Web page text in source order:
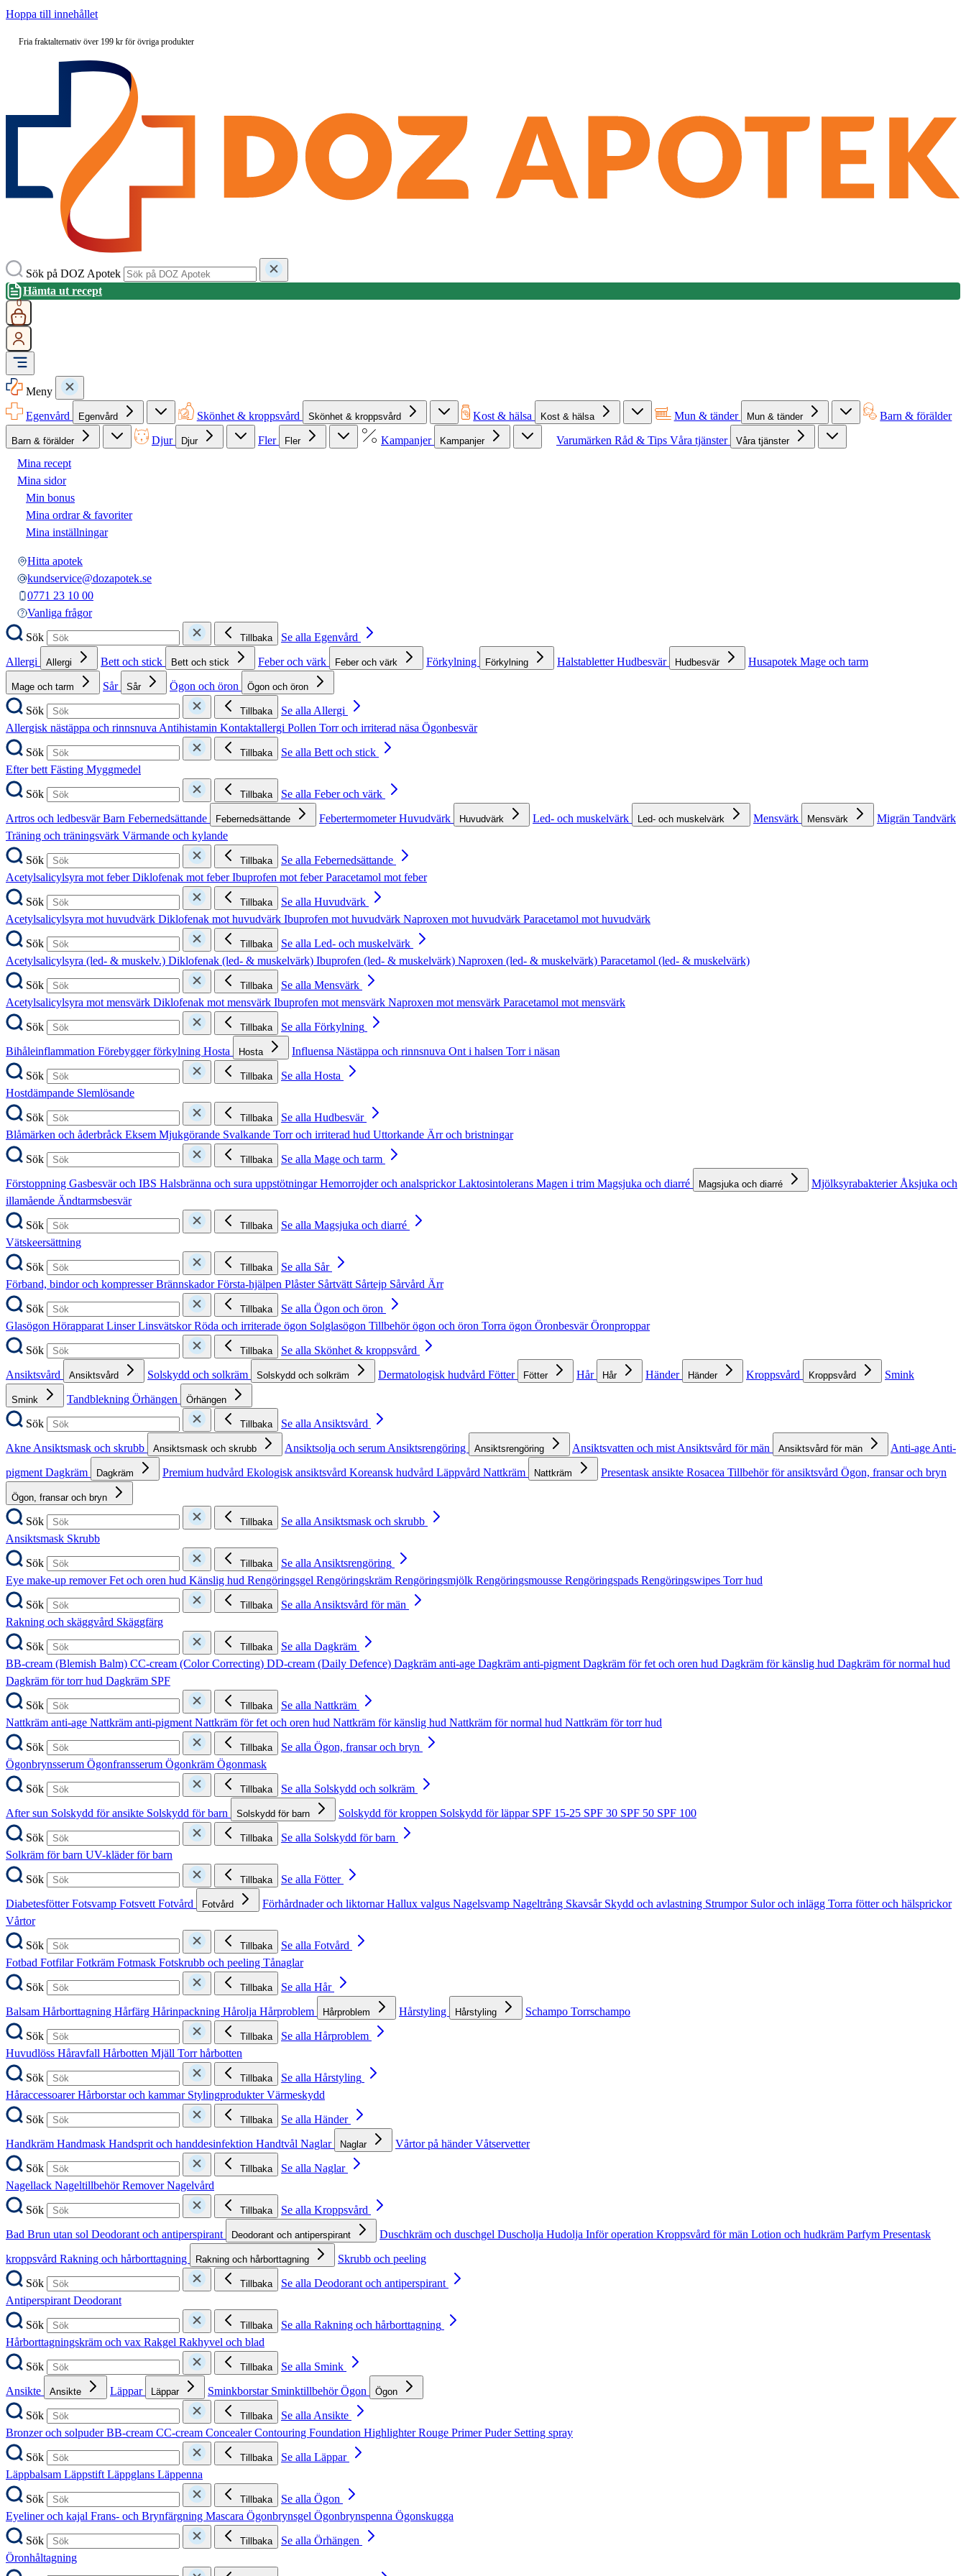
Hoppa till innehållet
Fria fraktalternativ över 199 kr för övriga produkter
Sök på DOZ Apotek
Hämta ut recept
0
Meny
Egenvård
Egenvård Skönhet & kroppsvård Skönhet & kroppsvård Kost & hälsa Kost & hälsa Mun & tänder Mun & tänder Barn & förälder
Barn & förälder Djur Djur Fler Fler Kampanjer Kampanjer Varumärken Råd & Tips Våra tjänster Våra tjänster
Mina recept
Mina sidor
Min bonus
Mina ordrar & favoriter
Mina inställningar
Hitta apotek
kundservice@dozapotek.se
0771 23 10 00
Vanliga frågor
Sök
Tillbaka
Se alla Egenvård
Allergi
Allergi Bett och stick Bett och stick Feber och värk Feber och värk Förkylning Förkylning HalstabletterHudbesvär Hudbesvär Husapotek Mage och tarm
Mage och tarm Sår Sår Ögon och öron Ögon och öron
Sök Tillbaka
Se alla Allergi
Allergisk nästäppa och rinnsnuva Antihistamin Kontaktallergi Pollen Torr och irriterad näsa Ögonbesvär
Sök
Tillbaka
Se alla Bett och stick
Efter bett Fästing Myggmedel
Sök
Tillbaka
Se alla Feber och värk
Artros och ledbesvärBarn Febernedsättande Febernedsättande FebertermometerHuvudvärk Huvudvärk Led- och muskelvärk Led- och muskelvärk Mensvärk Mensvärk Migrän Tandvärk
Träning och träningsvärk Värmande och kylande
Sök
Tillbaka
Se alla Febernedsättande
Acetylsalicylsyra mot feberDiklofenak mot feberIbuprofen mot feberParacetamol mot feber
Sök
Tillbaka
Se alla Huvudvärk
Acetylsalicylsyra mot huvudvärk Diklofenak mot huvudvärk Ibuprofen mot huvudvärk Naproxen mot huvudvärk Paracetamol mot huvudvärk
Sök
Tillbaka
Se alla Led- och muskelvärk
Acetylsalicylsyra (led- & muskelv.) Diklofenak (led- & muskelvärk) Ibuprofen (led- & muskelvärk) Naproxen (led- & muskelvärk) Paracetamol (led- & muskelvärk)
Sök
Tillbaka
Se alla Mensvärk
Acetylsalicylsyra mot mensvärk Diklofenak mot mensvärk Ibuprofen mot mensvärk Naproxen mot mensvärk Paracetamol mot mensvärk
Sök
Tillbaka
Se alla Förkylning
Bihåleinflammation Förebygger förkylning Hosta Hosta Influensa Nästäppa och rinnsnuva Ont i halsen Torr i näsan
Sök
Tillbaka
Se alla Hosta
Hostdämpande Slemlösande
Sök
Tillbaka
Se alla Hudbesvär
Blåmärken och åderbråck Eksem Mjukgörande Svalkande Torr och irriterad hud Uttorkande Ärr och bristningar
Sök
Tillbaka
Se alla Mage och tarm
Förstoppning Gasbesvär och IBS Halsbränna och sura uppstötningarHemorrojder och analsprickorLaktosintolerans Magen i trim Magsjuka och diarré Magsjuka och diarré Mjölksyrabakterier Åksjuka och
illamående Ändtarmsbesvär
Sök
Tillbaka
Se alla Magsjuka och diarré
Vätskeersättning
Sök
Tillbaka
Se alla Sår
Förband, bindor och kompresserBrännskadorFörsta-hjälpen Plåster Sårtvätt Sårtejp Sårvård Ärr
Sök
Tillbaka
Se alla Ögon och öron
Glasögon Hörapparat LinserLinsvätskorRöda och irriterade ögon Solglasögon Tillbehör ögon och öron Torra ögon ÖronbesvärÖronproppar
Sök
Tillbaka
Se alla Skönhet & kroppsvård
Ansiktsvård
Ansiktsvård Solskydd och solkräm Solskydd och solkräm Dermatologisk hudvård Fötter Fötter Hår Hår Händer Händer Kroppsvård Kroppsvård Smink
Smink Tandblekning Örhängen Örhängen
Sök Tillbaka
Se alla Ansiktsvård
Akne Ansiktsmask och skrubb Ansiktsmask och skrubb Ansiktsolja och serum Ansiktsrengöring Ansiktsrengöring Ansiktsvatten och mist Ansiktsvård för män Ansiktsvård för män Anti-age Anti-
pigment Dagkräm Dagkräm Premium hudvård Ekologisk ansiktsvård Koreansk hudvård Läppvård Nattkräm Nattkräm Presentask ansikte Rosacea Tillbehör för ansiktsvård Ögon, fransar och bryn
Ögon, fransar och bryn
Sök Tillbaka
Se alla Ansiktsmask och skrubb
Ansiktsmask Skrubb
Sök
Tillbaka
Se alla Ansiktsrengöring
Eye make-up removerFet och oren hud Känslig hud Rengöringsgel Rengöringskräm Rengöringsmjölk Rengöringsmousse Rengöringspads Rengöringswipes Torr hud
Sök
Tillbaka
Se alla Ansiktsvård för män
Rakning och skäggvård Skäggfärg
Sök
Tillbaka
Se alla Dagkräm
BB-cream (Blemish Balm) CC-cream (Color Correcting) DD-cream (Daily Defence) Dagkräm anti-age Dagkräm anti-pigment Dagkräm för fet och oren hud Dagkräm för känslig hud Dagkräm för normal hud
Dagkräm för torr hud Dagkräm SPF
Sök
Tillbaka
Se alla Nattkräm
Nattkräm anti-age Nattkräm anti-pigment Nattkräm för fet och oren hud Nattkräm för känslig hud Nattkräm för normal hud Nattkräm för torr hud
Sök
Tillbaka
Se alla Ögon, fransar och bryn
Ögonbrynsserum Ögonfransserum Ögonkräm Ögonmask
Sök
Tillbaka
Se alla Solskydd och solkräm
After sun Solskydd för ansikte Solskydd för barn Solskydd för barn Solskydd för kroppen Solskydd för läppar SPF 15-25 SPF 30 SPF 50 SPF 100
Sök
Tillbaka
Se alla Solskydd för barn
Solkräm för barn UV-kläder för barn
Sök
Tillbaka
Se alla Fötter
DiabetesfötterFotsvamp Fotsvett Fotvård Fotvård Förhårdnader och liktornarHallux valgus Nagelsvamp Nageltrång Skavsår Skydd och avlastning Strumpor Sulor och inlägg Torra fötter och hälsprickor
Vårtor
Sök
Tillbaka
Se alla Fotvård
Fotbad FotfilarFotkräm Fotmask Fotskrubb och peeling Tånaglar
Sök
Tillbaka
Se alla Hår
Balsam Hårborttagning Hårfärg Hårinpackning Hårolja Hårproblem Hårproblem Hårstyling Hårstyling Schampo Torrschampo
Sök
Tillbaka
Se alla Hårproblem
Huvudlöss Håravfall Hårbotten Mjäll Torr hårbotten
Sök
Tillbaka
Se alla Hårstyling
HåraccessoarerHårborstar och kammar StylingprodukterVärmeskydd
Sök
Tillbaka
Se alla Händer
Handkräm Handmask Handsprit och handdesinfektion Handtvål Naglar Naglar Vårtor på händerVåtservetter
Sök
Tillbaka
Se alla Naglar
Nagellack NageltillbehörRemoverNagelvård
Sök
Tillbaka
Se alla Kroppsvård
Bad Brun utan sol Deodorant och antiperspirant Deodorant och antiperspirant Duschkräm och duschgel Duscholja Hudolja Inför operation Kroppsvård för män Lotion och hudkräm Parfym Presentask
kroppsvård Rakning och hårborttagning Rakning och hårborttagning
Skrubb och peeling
Sök
Tillbaka
Se alla Deodorant och antiperspirant
Antiperspirant Deodorant
Sök
Tillbaka
Se alla Rakning och hårborttagning
Hårborttagningskräm och vax Rakgel Rakhyvel och blad
Sök
Tillbaka
Se alla Smink
Ansikte
Ansikte Läppar Läppar Sminkborstar SminktillbehörÖgon Ögon
Sök Tillbaka
Se alla Ansikte
Bronzer och solpuderBB-cream CC-cream ConcealerContouring Foundation HighlighterRouge PrimerPuder Setting spray
Sök
Tillbaka
Se alla Läppar
Läppbalsam Läppstift Läppglans Läppenna
Sök
Tillbaka
Se alla Ögon
Eyeliner och kajal Frans- och Brynfärgning Mascara Ögonbrynsgel Ögonbrynspenna Ögonskugga
Sök
Tillbaka
Se alla Örhängen
Öronhåltagning